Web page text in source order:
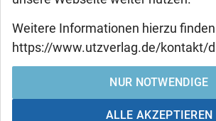
Weitere Informationen hierzu
https://www.utzverlag.de/kontakt/
NUR NOTWENDIGE
ALLE AKZEPTIEREN
der Grundschule
Empirische Analysen zu
Lebensbedingungen und